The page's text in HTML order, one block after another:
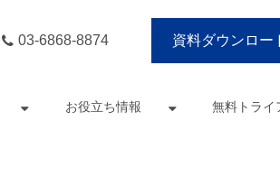
03-6868-8874 資料ダウンロー
お役立ち情報 無料トライ